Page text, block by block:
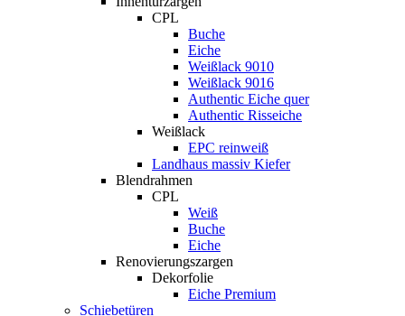
CPL
Buche
Eiche
Weißlack 9010
Weißlack 9016
Authentic Eiche quer
Authentic Risseiche
Weißlack
EPC reinweiß
Landhaus massiv Kiefer
Blendrahmen
CPL
Weiß
Buche
Eiche
Renovierungszargen
Dekorfolie
Eiche Premium
Schiebetüren